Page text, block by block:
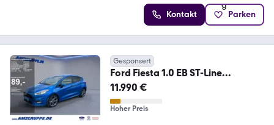
Kontakt Parken
Gesponsert
Ford Fiesta 1.0 EB ST-Line
PDC+AppLink+DAB+Winterpak
11.990 €
Hoher Preis